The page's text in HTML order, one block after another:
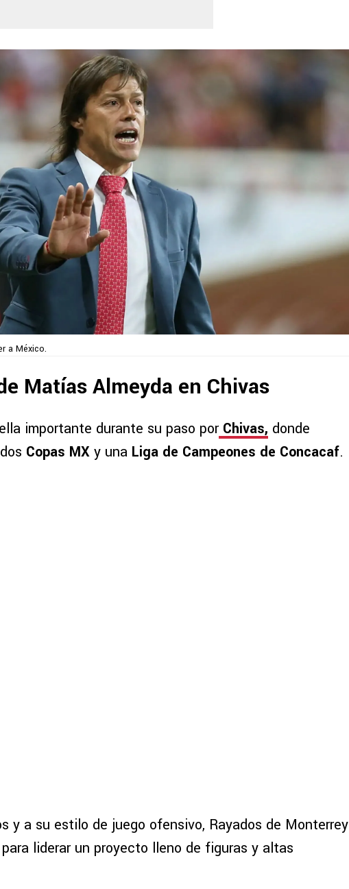
a México.
Matías Almeyda en Chivas
importante durante su paso porChivas, donde
Copas MX y una Liga de Campeones de Concacaf.
y a su estilo de juego ofensivo, Rayados de Monterrey
liderar un proyecto lleno de figuras y altas